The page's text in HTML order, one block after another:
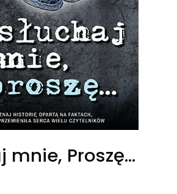
mnie, Proszę...